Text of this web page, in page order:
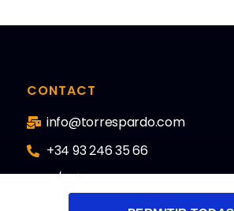
CONTACT
info@torrespardo.com
+34 93 246 35 66
C/ Nápols, 187 2º 08013
Barcelona. España